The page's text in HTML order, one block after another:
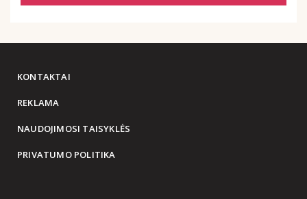
KONTAKTAI
REKLAMA
NAUDOJIMOSI TAISYKLĖS
PRIVATUMO POLITIKA